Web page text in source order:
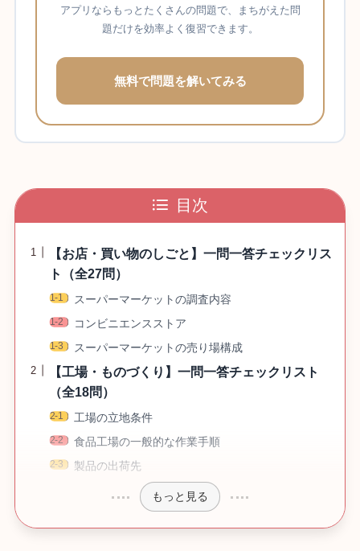
アプリならもっとたくさんの問題で、まちがえた問
題だけを効率よく復習できます。
無料で問題を解いてみる
目次
【お店・買い物のしごと】一問一答チェックリス
ト（全27問）
スーパーマーケットの調査内容
コンビニエンスストア
スーパーマーケットの売り場構成
【工場・ものづくり】一問一答チェックリスト
（全18問）
工場の立地条件
食品工場の一般的な作業手順
製品の出荷先
もっと見る